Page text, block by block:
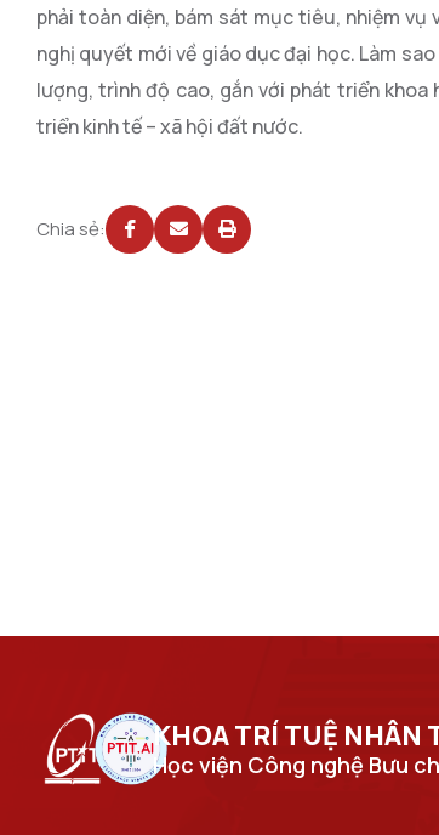
phải toàn diện, bám sát mục tiêu, nhiệm
nghị quyết mới về giáo dục đại học. Làm
lượng, trình độ cao, gắn với phát triển
triển kinh tế – xã hội đất nước.
Chia sẻ:
KHOA TRÍ TUỆ NHÂN
Học viện Công nghệ Bưu